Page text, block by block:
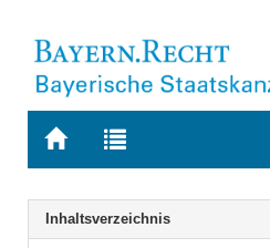
Zur
BAYERN.RECHT
Zur
letzten
Suche
Navigation
Inhaltsverzeichnis